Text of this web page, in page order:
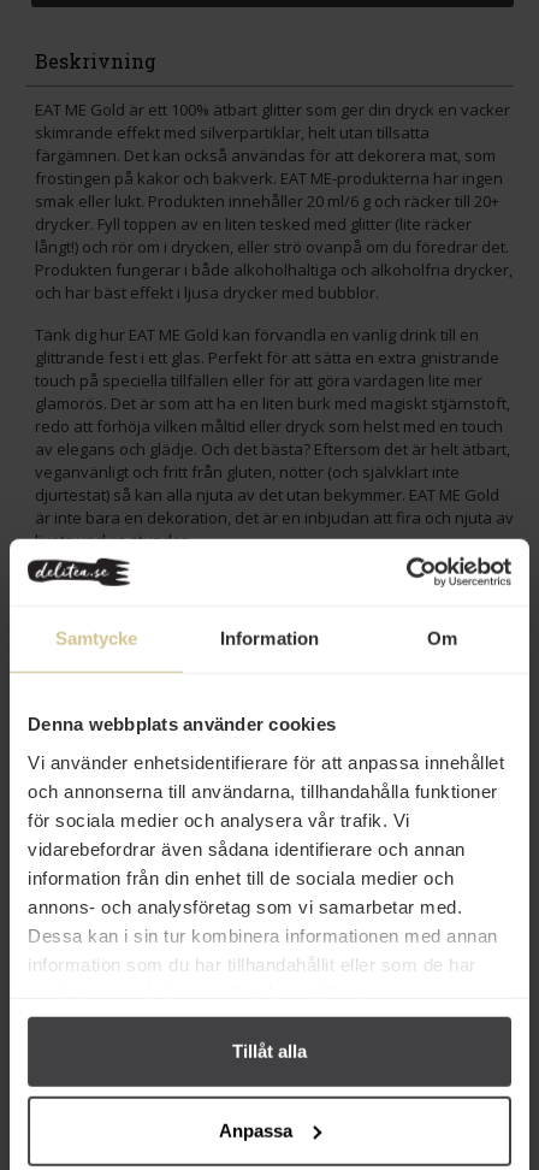
Samtycke Information Om
Denna webbplats använder cookies
Vi använder enhetsidentifierare för att anpassa innehållet
och annonserna till användarna, tillhandahålla funktioner
för sociala medier och analysera vår trafik. Vi
vidarebefordrar även sådana identifierare och annan
information från din enhet till de sociala medier och
annons- och analysföretag som vi samarbetar med.
Dessa kan i sin tur kombinera informationen med annan
information som du har tillhandahållit eller som de har
Tillåt alla
Anpassa
Beskrivning
EAT ME Gold är ett 100% ätbart glitter som ger din dryck en vacker
skimrande effekt med silverpartiklar, helt utan tillsatta
färgämnen. Det kan också användas för att dekorera mat, som
frostingen på kakor och bakverk. EAT ME-produkterna har ingen
smak eller lukt. Produkten innehåller 20 ml/6 g och räcker till 20+
drycker. Fyll toppen av en liten tesked med glitter (lite räcker
långt!) och rör om i drycken, eller strö ovanpå om du föredrar det.
Produkten fungerar i både alkoholhaltiga och alkoholfria drycker,
och har bäst effekt i ljusa drycker med bubblor.
Tänk dig hur EAT ME Gold kan förvandla en vanlig drink till en
glittrande fest i ett glas. Perfekt för att sätta en extra gnistrande
touch på speciella tillfällen eller för att göra vardagen lite mer
glamorös. Det är som att ha en liten burk med magiskt stjärnstoft,
redo att förhöja vilken måltid eller dryck som helst med en touch
av elegans och glädje. Och det bästa? Eftersom det är helt ätbart,
veganvänligt och fritt från gluten, nötter (och självklart inte
djurtestat) så kan alla njuta av det utan bekymmer. EAT ME Gold
är inte bara en dekoration, det är en inbjudan att fira och njuta av
livets vackra stunder.
100 % ätbart, utan smak eller doft
Innehåll
Betyg
Produktfakta
Prishistorik
Relaterade varor